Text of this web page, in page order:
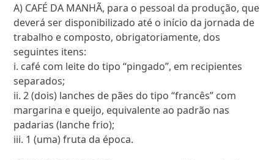
A) CAFÉ DA MANHÃ, para o pessoal da produção, que
deverá ser disponibilizado até o início da jornada de
trabalho e composto, obrigatoriamente, dos
seguintes itens:
i. café com leite do tipo “pingado”, em recipientes
separados;
ii. 2 (dois) lanches de pães do tipo “francês” com
margarina e queijo, equivalente ao padrão nas
padarias (lanche frio);
iii. 1 (uma) fruta da época.